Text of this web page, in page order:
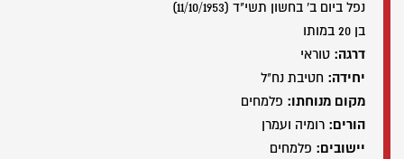
נפל ביום ב' בחשון תשי"ד (11/10/1953)
בן 20 במותו
דרגה: טוראי
יחידה: חטיבת נח"ל
מקום מנוחתו: פלמחים
הורים: רומיה ועמרן
יישובים: פלמחים